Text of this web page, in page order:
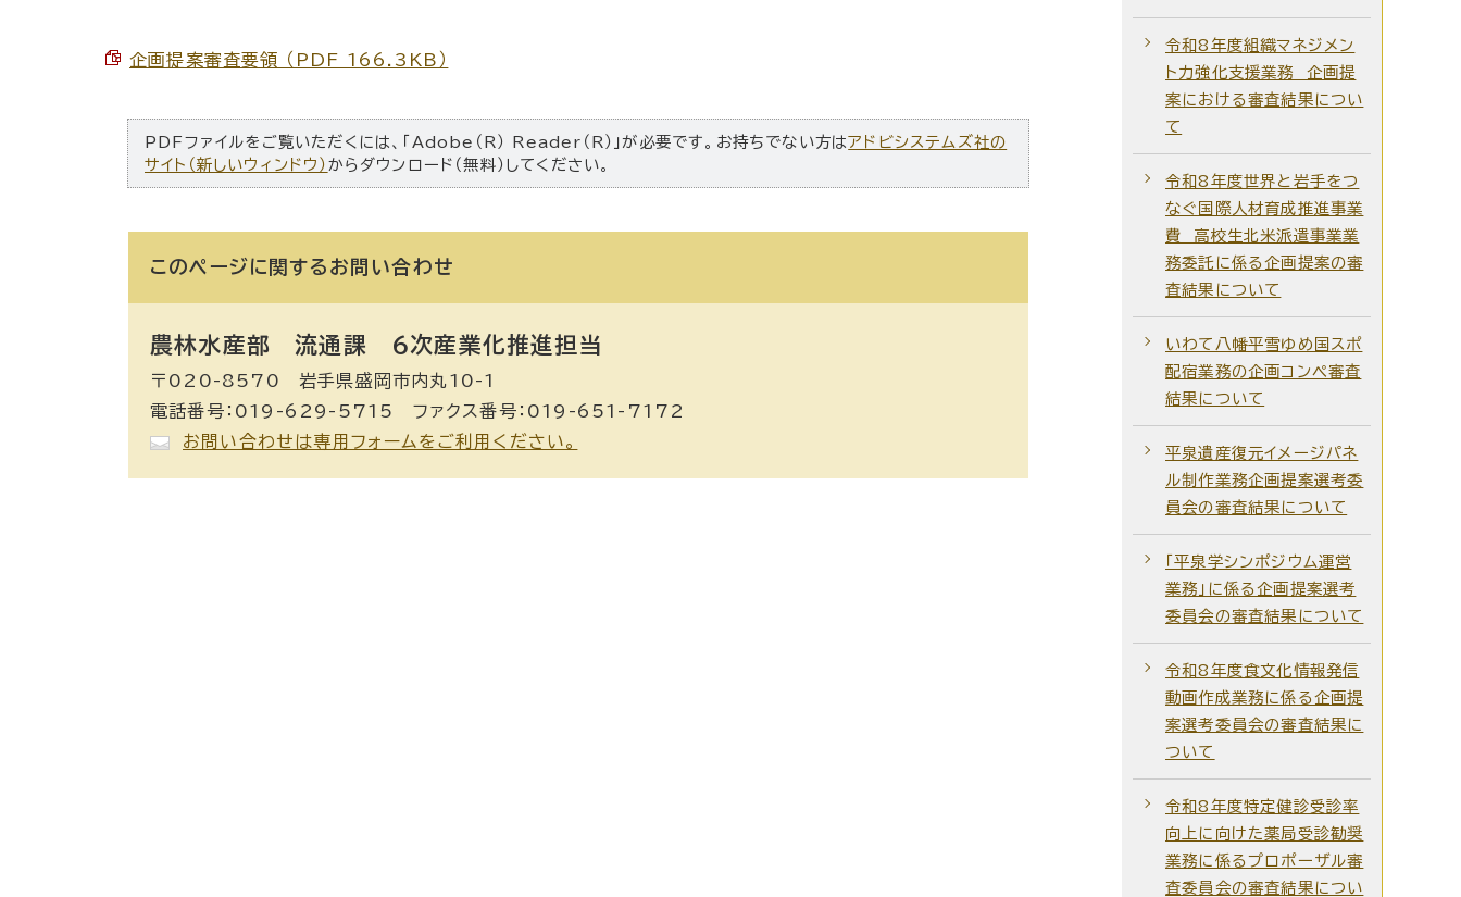
企画提案審査要領 （PDF 166.3KB）
PDFファイルをご覧いただくには、「Adobe（R） Reader（R）」が必要です。お持ちでない方はアドビシステムズ社の
サイト（新しいウィンドウ） からダウンロード（無料）してください。
このページに関する お問い合わせ
農林水産部 流通課 6次産業化推進担当
〒020-8570 岩手県盛岡市内丸10-1
電話番号：019-629-5715 ファクス番号：019-651-7172
お問い合わせは専用フォームをご利用ください。
令和8年度組織マネジメン
ト力強化支援業務 企画提
案における審査結果につい
て
令和8年度世界と岩手をつ
なぐ国際人材育成推進事業
費 高校生北米派遣事業業
務委託に係る企画提案の審
査結果について
いわて八幡平雪ゆめ国スポ
配宿業務の企画コンペ審査
結果について
平泉遺産復元イメージパネ
ル制作業務企画提案選考委
員会の審査結果について
「平泉学シンポジウム運営
業務」に係る企画提案選考
委員会の審査結果について
令和8年度食文化情報発信
動画作成業務に係る企画提
案選考委員会の審査結果に
ついて
令和8年度特定健診受診率
向上に向けた薬局受診勧奨
業務に係るプロポーザル審
査委員会の審査結果につい